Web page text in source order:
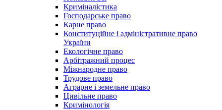
Криміналістика
Господарське право
Карне право
Конституційне і адміністративне право
України
Екологічне право
Арбітражний процес
Міжнародне право
Трудове право
Аграрне і земельне право
Цивільне право
Кримінологія